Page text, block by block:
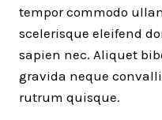
tempor commodo
scelerisque eleifend
sapien nec. Aliquet
gravida neque
rutrum quisque.